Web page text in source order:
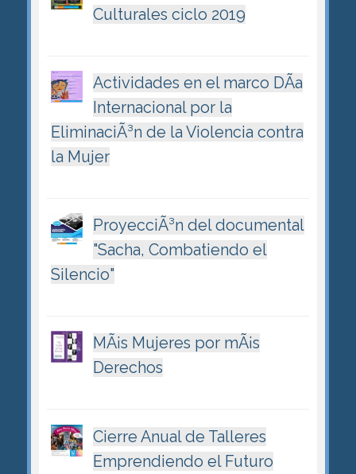
Culturales ciclo 2019
Actividades en el marco DÃ­a
Internacional por la
EliminaciÃ³n de la Violencia contra
la Mujer
ProyecciÃ³n del documental
"Sacha, Combatiendo el
Silencio"
MÃ¡s Mujeres por mÃ¡s
Derechos
Cierre Anual de Talleres
Emprendiendo el Futuro